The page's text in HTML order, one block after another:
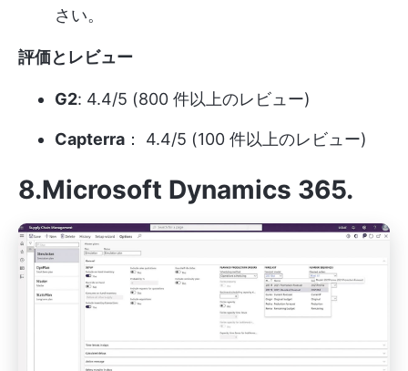
さい。
評価とレビュー
G2: 4.4/5 (800 件以上のレビュー)
Capterra ： 4.4/5 (100 件以上のレビュー)
8.Microsoft Dynamics 365.